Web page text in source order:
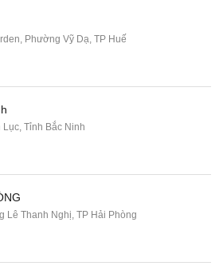
Phường Vỹ Dạ, TP Huế
Tỉnh Bắc Ninh
Lê Thanh Nghị, TP Hải Phòng